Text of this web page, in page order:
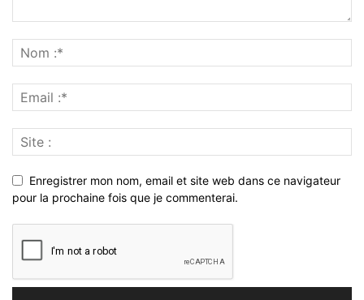
Enregistrer mon nom, email et site web dans ce navigateur
pour la prochaine fois que je commenterai.